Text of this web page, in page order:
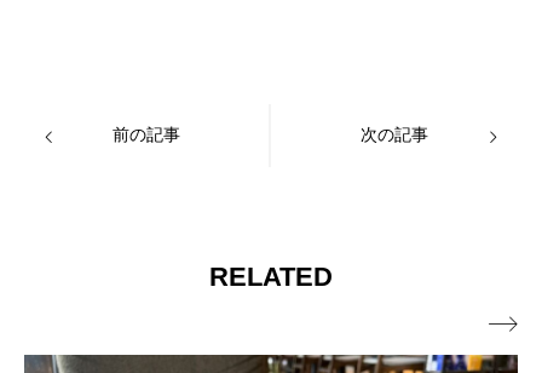
前の記事 次の記事
RELATED
